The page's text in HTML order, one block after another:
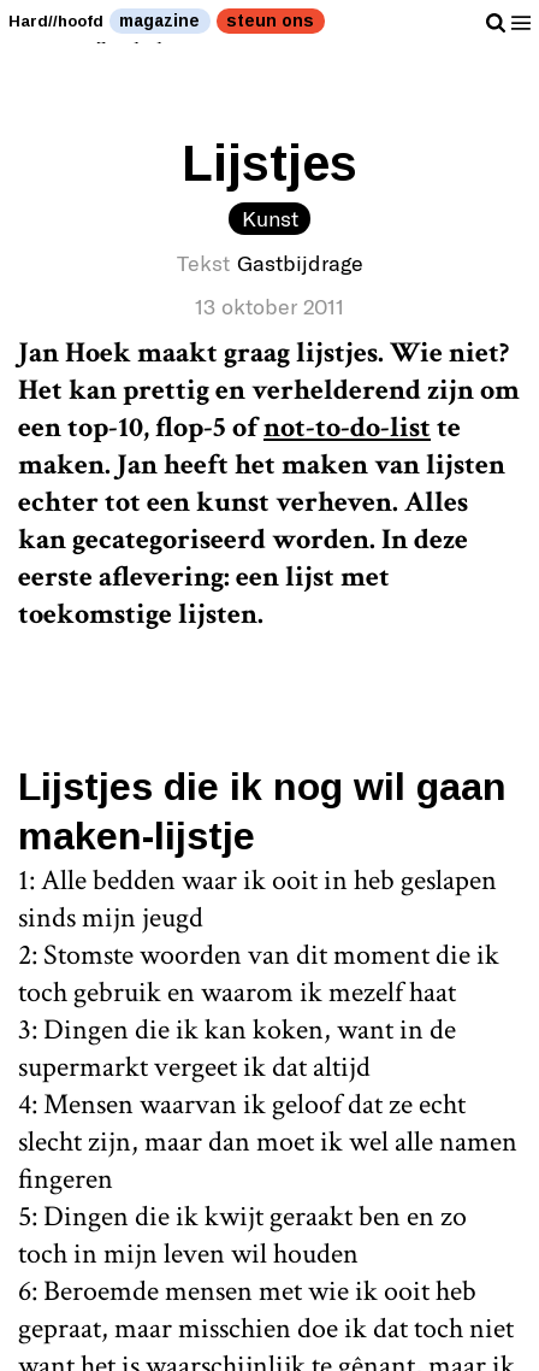
Een lijstje met toekomstige lijstjes." />
Een lijstje met
toekomstige lijstjes." />
Hard//hoofd magazine steun ons
Lijstjes
Kunst
Tekst Gastbijdrage
13 oktober 2011
Jan Hoek maakt graag lijstjes. Wie niet?
Het kan prettig en verhelderend zijn om
een top-10, flop-5 ofnot-to-do-listte
maken. Jan heeft het maken van lijsten
echter tot een kunst verheven. Alles
kan gecategoriseerd worden. In deze
eerste aflevering: een lijst met
toekomstige lijsten.
Lijstjes die ik nog wil gaan
maken-lijstje
1: Alle bedden waar ik ooit in heb geslapen
sinds mijn jeugd
2: Stomste woorden van dit moment die ik
toch gebruik en waarom ik mezelf haat
3: Dingen die ik kan koken, want in de
supermarkt vergeet ik dat altijd
4: Mensen waarvan ik geloof dat ze echt
slecht zijn, maar dan moet ik wel alle namen
fingeren
5: Dingen die ik kwijt geraakt ben en zo
toch in mijn leven wil houden
6: Beroemde mensen met wie ik ooit heb
gepraat, maar misschien doe ik dat toch niet